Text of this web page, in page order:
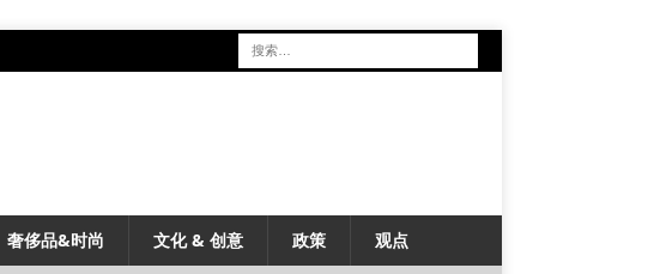
奢侈品&时尚 文化 & 创意 政策 观点